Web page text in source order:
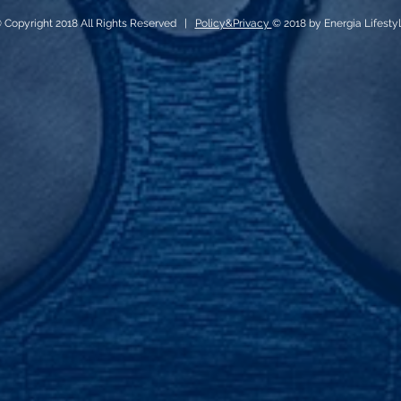
Copyright 2018 All Rights Reserved | Policy&Privacy © 2018 by Energia